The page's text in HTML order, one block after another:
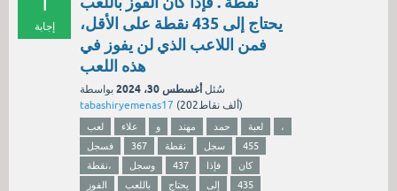
إجابة
يحتاج إلى 435 نقطة على الأقل،
فمن اللاعب الذي لن يفوز في
هذه اللعب
سُئل أغسطس 30، 2024
بواسطة
tabashiryemenas17 ( 202ألفنقاط)
لعب علاء و مهند حمد لعبة
،
فسجل
367 نقطة سجل
455
نقطة،
وسجل 437 فإذا
كان
الفوز
باللعب يحتاج إلى
435